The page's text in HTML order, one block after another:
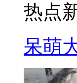
热点
呆萌